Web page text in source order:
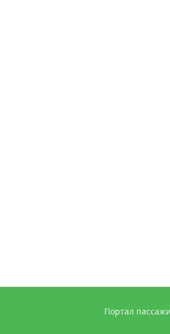
Портал